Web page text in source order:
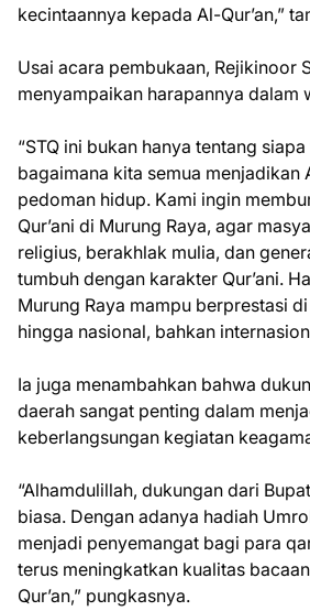
kecintaannya kepada Al-Qur’an,”
Usai acara pembukaan, Rejikinoor
menyampaikan harapannya dalam
“STQ ini bukan hanya tentang
bagaimana kita semua menjadikan
pedoman hidup. Kami ingin
Qur’ani di Murung Raya, agar
religius, berakhlak mulia, dan
tumbuh dengan karakter Qur’ani.
Murung Raya mampu berprestasi
hingga nasional, bahkan
Ia juga menambahkan bahwa
daerah sangat penting dalam
keberlangsungan kegiatan
“Alhamdulillah, dukungan dari
biasa. Dengan adanya hadiah
menjadi penyemangat bagi para
terus meningkatkan kualitas
Qur’an,” pungkasnya.